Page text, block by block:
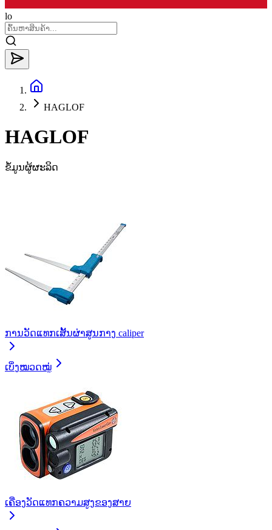
lo
HAGLOF
HAGLOF
ຂໍ້ມູນຜູ້ຜະລິດ
ການວັດແທກເສັ້ນຜ່າສູນກາງ caliper
ເບິ່ງໝວດໝູ່
ເຄື່ອງວັດແທກຄວາມສູງຂອງສາຍ